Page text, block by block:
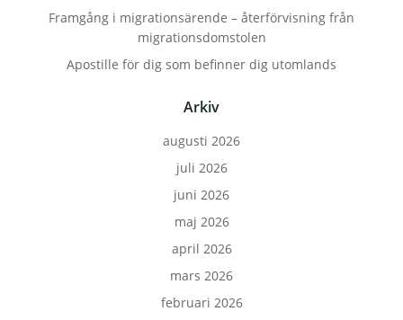
Framgång i migrationsärende – återförvisning från
migrationsdomstolen
Apostille för dig som befinner dig utomlands
Arkiv
augusti 2026
juli 2026
juni 2026
maj 2026
april 2026
mars 2026
februari 2026